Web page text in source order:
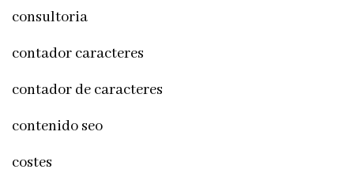
consultoria
contador caracteres
contador de caracteres
contenido seo
costes